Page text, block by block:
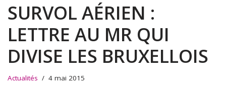
SURVOL AÉRIEN :
LETTRE AU MR QUI
DIVISE LES BRUXELLOIS
Actualités 4 mai 2015